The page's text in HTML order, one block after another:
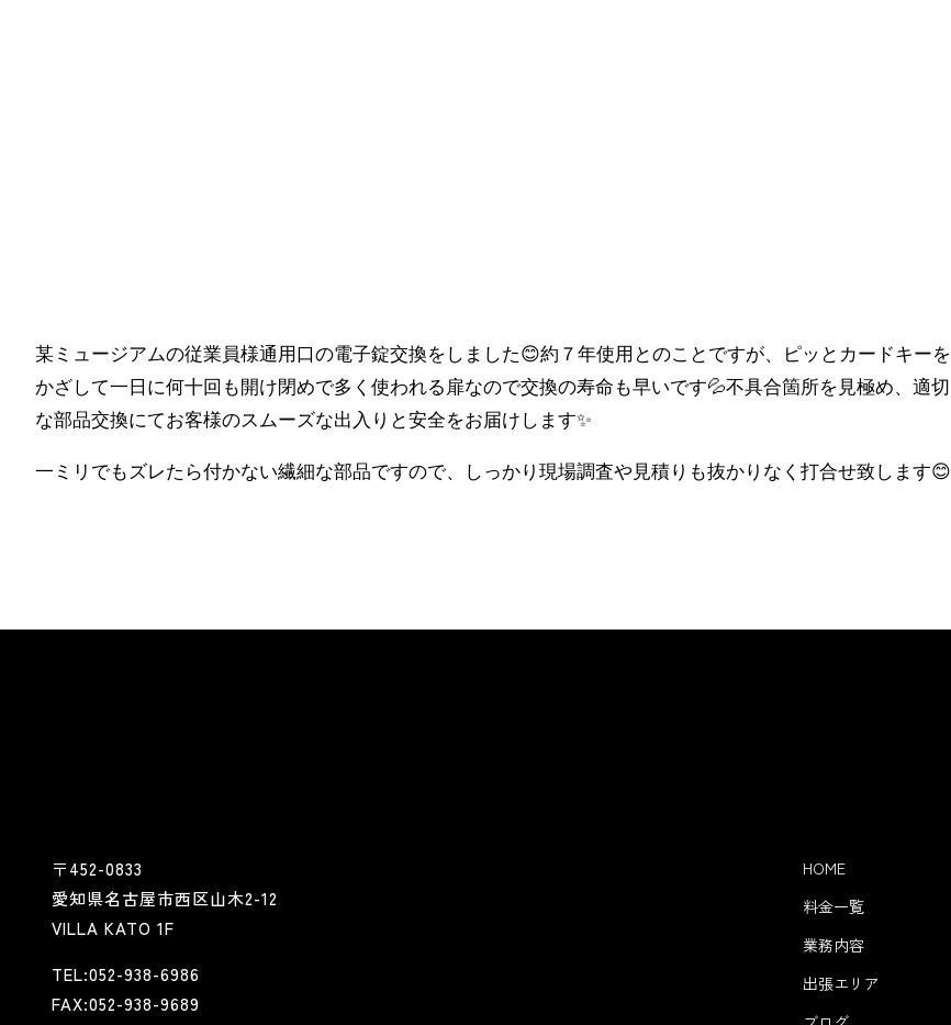
某ミュージアムの従業員様通用口の電子錠交換をしました😊約７年使用とのことですが、ピッとカードキーを
かざして一日に何十回も開け閉めで多く使われる扉なので交換の寿命も早いです💦不具合箇所を見極め、適切
な部品交換にてお客様のスムーズな出入りと安全をお届けします✨
一ミリでもズレたら付かない繊細な部品ですので、しっかり現場調査や見積りも抜かりなく打合せ致します😊
〒452-0833
愛知県名古屋市西区山木2-12
VILLA KATO 1F
TEL:052-938-6986
FAX:052-938-9689
HOME
料金一覧
業務内容
出張エリア